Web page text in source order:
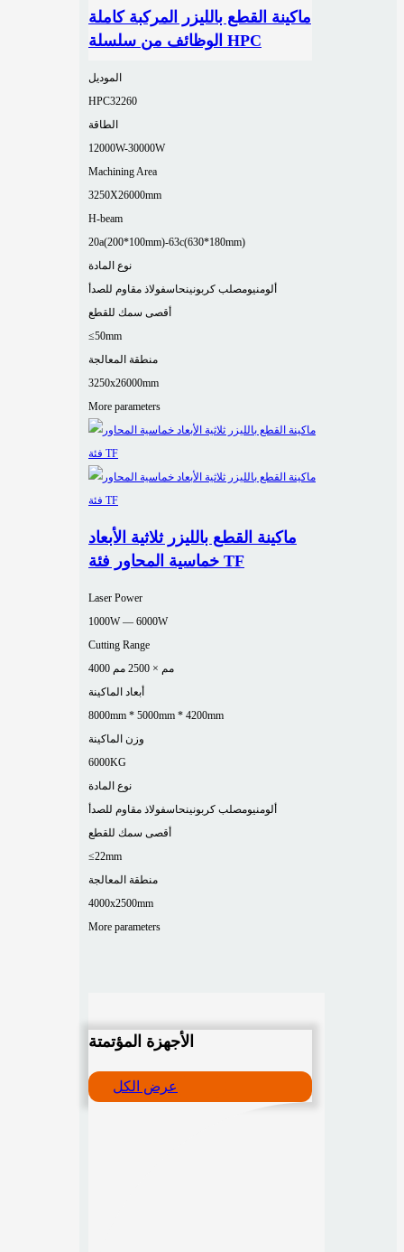
ماكينة القطع بالليزر المركبة كاملة
الوظائف من سلسلة HPC
الموديل
HPC32260
الطاقة
12000W-30000W
Machining Area
3250X26000mm
H-beam
20a(200*100mm)-63c(630*180mm)
نوع المادة
ألومنيومصلب كربونينحاسفولاذ مقاوم للصدأ
أقصى سمك للقطع
≤50mm
منطقة المعالجة
3250x26000mm
More parameters
ماكينة القطع بالليزر ثلاثية الأبعاد
خماسية المحاور فئة TF
Laser Power
1000W — 6000W
Cutting Range
4000 مم × 2500 مم
أبعاد الماكينة
8000mm * 5000mm * 4200mm
وزن الماكينة
6000KG
نوع المادة
ألومنيومصلب كربونينحاسفولاذ مقاوم للصدأ
أقصى سمك للقطع
≤22mm
منطقة المعالجة
4000x2500mm
More parameters
الأجهزة المؤتمتة
عرض الكل